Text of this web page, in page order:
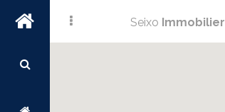
Seixo Immobilier